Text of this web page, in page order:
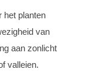
het planten
van
aan zonlicht
valleien.